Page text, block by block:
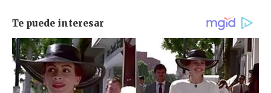
i
o
n
e
r
d
a
r